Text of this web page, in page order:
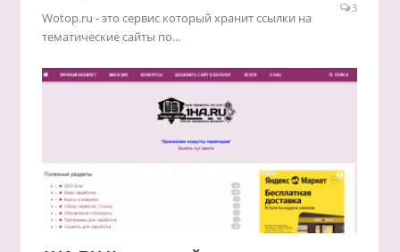
3
Wotop.ru - это сервис который хранит ссылки на
тематические сайты по...